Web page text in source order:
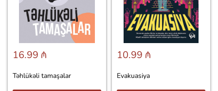
16.99 ₼
Təhlükəli tamaşalar
10.99 ₼
Evakuasiya